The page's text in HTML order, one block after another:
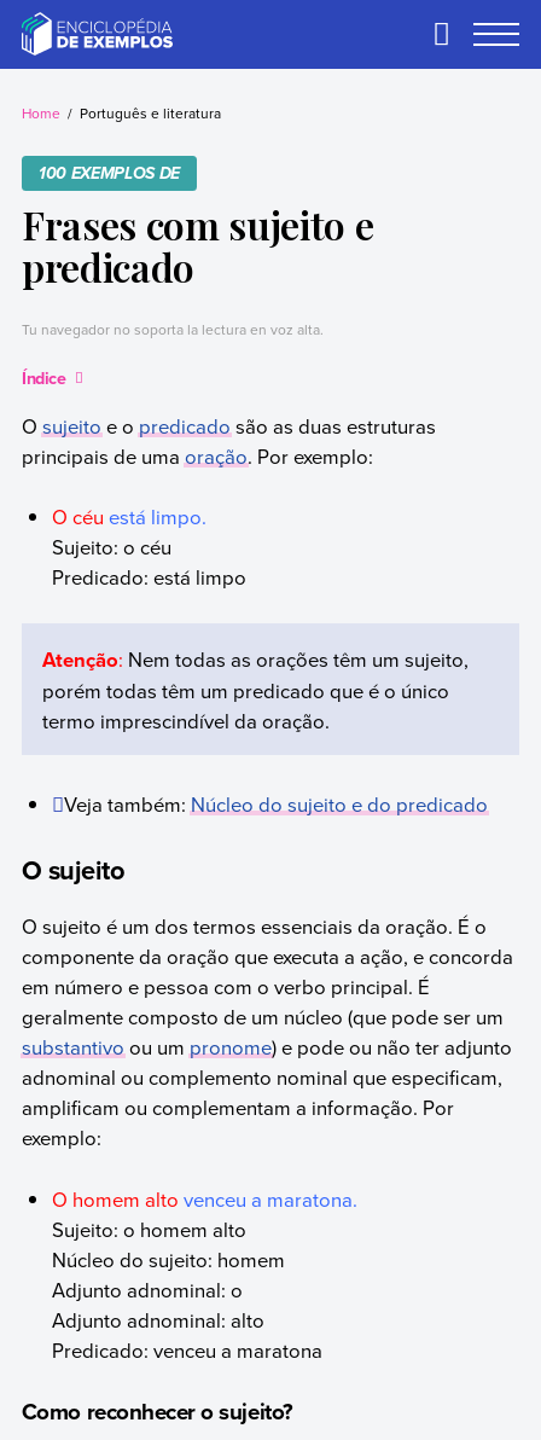
contentExemplos
Precisa de
temos.
Primary
Home Português e literatura
100 EXEMPLOS DE
Frases com sujeito e
predicado
Tu navegador no soporta la lectura en voz alta.
Índice
Osujeitoe opredicadosão as duas estruturas
principais de umaoração. Por exemplo:
O céu está limpo.
Sujeito: o céu
Predicado: está limpo
Atenção: Nem todas as orações têm um sujeito,
porém todas têm um predicado que é o único
termo imprescindível da oração.
Veja também:Núcleo do sujeito e do predicado
O sujeito
O sujeito é um dos termos essenciais da oração. É o
componente da oração que executa a ação, e concorda
em número e pessoa com o verbo principal. É
geralmente composto de um núcleo (que pode ser um
substantivoou umpronome) e pode ou não ter adjunto
adnominal ou complemento nominal que especificam,
amplificam ou complementam a informação. Por
exemplo:
O homem alto venceu a maratona.
Sujeito: o homem alto
Núcleo do sujeito: homem
Adjunto adnominal: o
Adjunto adnominal: alto
Predicado: venceu a maratona
Como reconhecer o sujeito?